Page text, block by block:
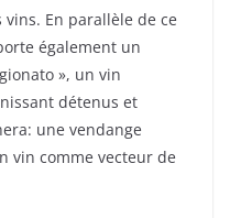
En parallèle de ce
également un
», un vin
détenus et
une vendange
vin comme vecteur de